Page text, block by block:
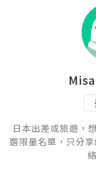
日本出差或旅遊，
選限量名單，只分